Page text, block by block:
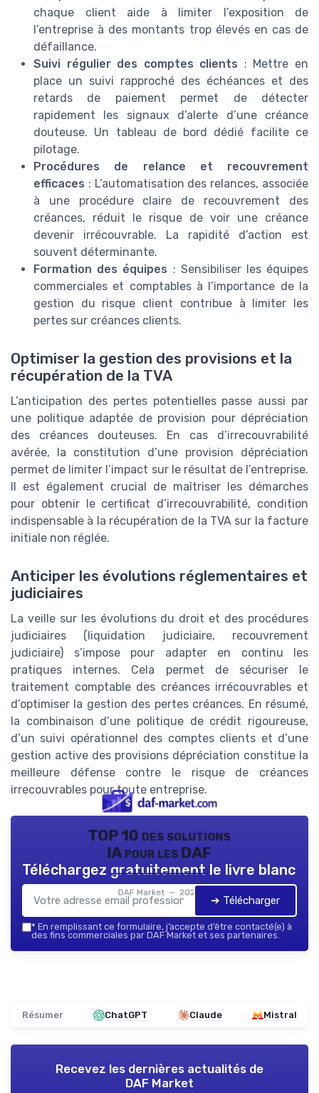
chaque client aide à limiter l’exposition de
l’entreprise à des montants trop élevés en cas de
défaillance.
Suivi régulier des comptes clients : Mettre en
place un suivi rapproché des échéances et des
retards de paiement permet de détecter
rapidement les signaux d’alerte d’une créance
douteuse. Un tableau de bord dédié facilite ce
pilotage.
Procédures de relance et recouvrement
efficaces : L’automatisation des relances, associée
à une procédure claire de recouvrement des
créances, réduit le risque de voir une créance
devenir irrécouvrable. La rapidité d’action est
souvent déterminante.
Formation des équipes : Sensibiliser les équipes
commerciales et comptables à l’importance de la
gestion du risque client contribue à limiter les
pertes sur créances clients.
Optimiser la gestion des provisions et la
récupération de la TVA
L’anticipation des pertes potentielles passe aussi par
une politique adaptée de provision pour dépréciation
des créances douteuses. En cas d’irrecouvrabilité
avérée, la constitution d’une provision dépréciation
permet de limiter l’impact sur le résultat de l’entreprise.
Il est également crucial de maîtriser les démarches
pour obtenir le certificat d’irrecouvrabilité, condition
indispensable à la récupération de la TVA sur la facture
initiale non réglée.
Anticiper les évolutions réglementaires et
judiciaires
La veille sur les évolutions du droit et des procédures
judiciaires (liquidation judiciaire, recouvrement
judiciaire) s’impose pour adapter en continu les
pratiques internes. Cela permet de sécuriser le
traitement comptable des créances irrécouvrables et
d’optimiser la gestion des pertes créances. En résumé,
la combinaison d’une politique de crédit rigoureuse,
d’un suivi opérationnel des comptes clients et d’une
gestion active des provisions dépréciation constitue la
meilleure défense contre le risque de créances
irrecouvrables pour toute entreprise.
TOP 10 des solutions
IA pour les DAF
DAF Market — 2026
Téléchargez gratuitement le livre blanc
➔ Télécharger
* En remplissant ce formulaire, j’accepte d’être contacté(e) à
des fins commerciales par DAF Market et ses partenaires.
Résumer ChatGPT Claude Mistral
Recevez les dernières actualités de
DAF Market